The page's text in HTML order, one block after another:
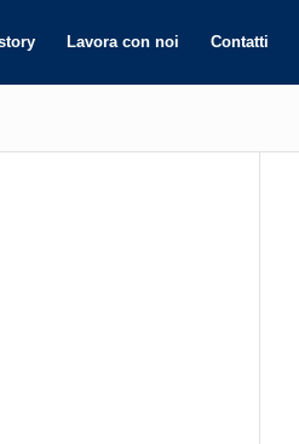
Lavora con noi Contatti